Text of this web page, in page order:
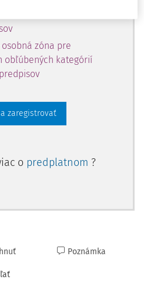
zóna pre
obľúbených kategórií
zaregistrovať
o predplatnom ?
Poznámka